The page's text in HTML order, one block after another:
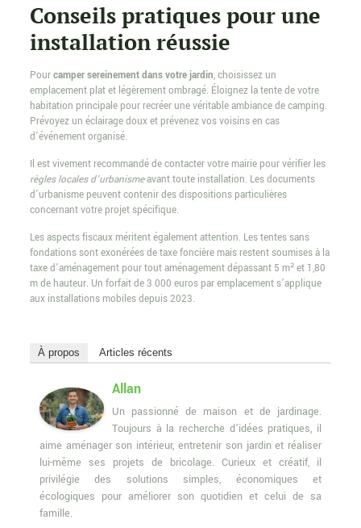
Conseils pratiques pour une
installation réussie
Pourcamper sereinement dans votre jardin, choisissez un
emplacement plat et légèrement ombragé. Éloignez la tente de votre
habitation principale pour recréer une véritable ambiance de camping.
Prévoyez un éclairage doux et prévenez vos voisins en cas
d’événement organisé.
Il est vivement recommandé de contacter votre mairie pour vérifier les
règles locales d’urbanismeavant toute installation. Les documents
d’urbanisme peuvent contenir des dispositions particulières
concernant votre projet spécifique.
Les aspects fiscaux méritent également attention. Les tentes sans
fondations sont exonérées de taxe foncière mais restent soumises à la
taxe d’aménagement pour tout aménagement dépassant 5 m² et 1,80
m de hauteur. Un forfait de 3 000 euros par emplacement s’applique
aux installations mobiles depuis 2023.
À propos Articles récents
Allan
Un passionné de maison et de jardinage.
Toujours à la recherche d’idées pratiques, il
aime aménager son intérieur, entretenir son jardin et réaliser
lui-même ses projets de bricolage. Curieux et créatif, il
privilégie des solutions simples, économiques et
écologiques pour améliorer son quotidien et celui de sa
famille.